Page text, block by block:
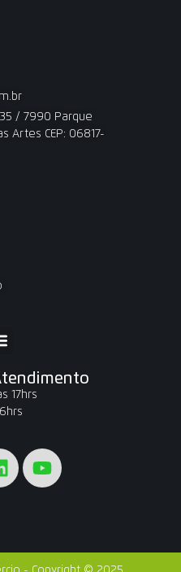
/ 7990 Parque
Artes CEP: 06817-
17hrs